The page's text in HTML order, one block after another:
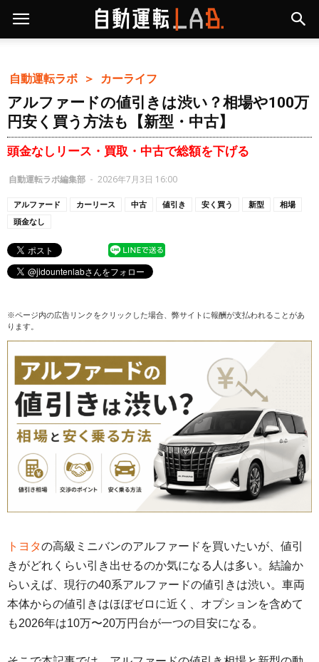
自動運転ラボ ＞ カーライフ
アルファードの値引きは渋い？相場や100万
円安く買う方法も【新型・中古】
頭金なしリース・買取・中古で総額を下げる
自動運転ラボ編集部 - 2026年7月3日 16:00
アルファード カーリース 中古 値引き 安く買う 新型
相場
頭金なし
※ページ内の広告リンクをクリックした場合、弊サイトに報酬が支払われることがあ
ります。
トヨタの高級ミニバンのアルファードを買いたいが、値引
きがどれくらい引き出せるのか気になる人は多い。結論か
らいえば、現行の40系アルファードの値引きは渋い。車両
本体からの値引きはほぼゼロに近く、オプションを含めて
も2026年は10万〜20万円台が一つの目安になる。